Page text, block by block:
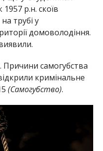
р.н. скоїв
трубі у
домоволодіння.
Причини самогубства
кримінальне
(Самогубство).